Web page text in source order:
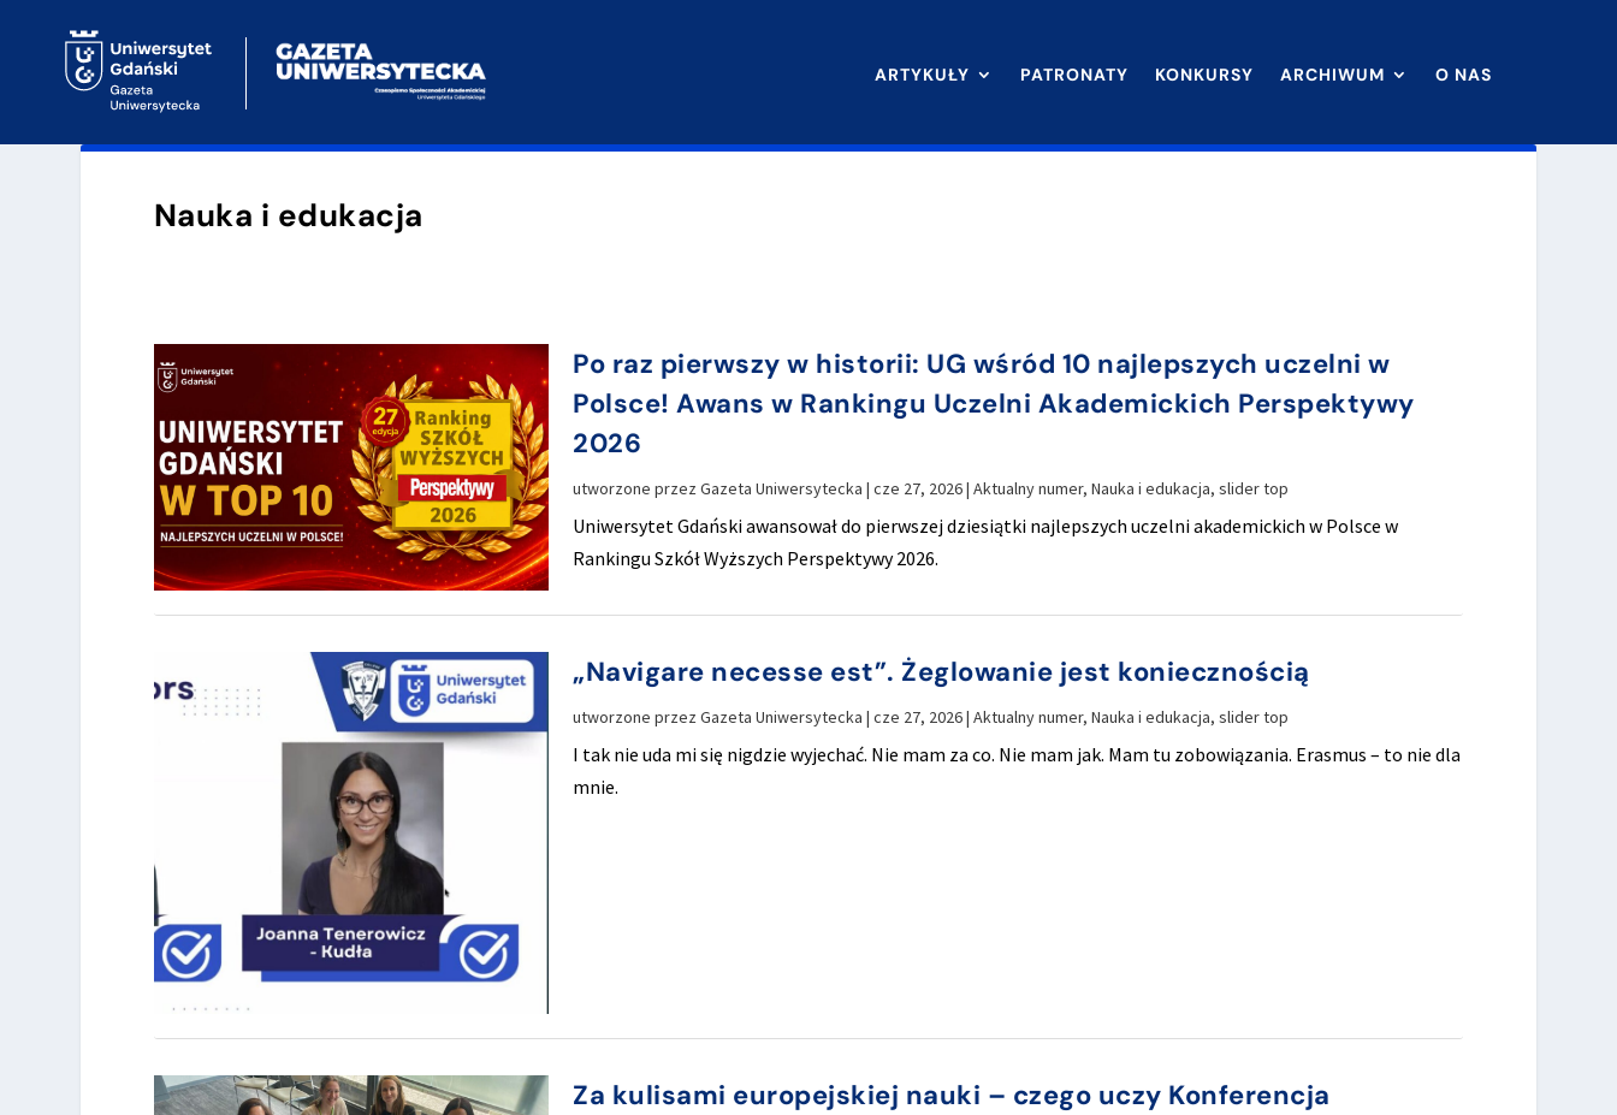
ARTYKUŁY PATRONATY KONKURSY ARCHIWUM O NAS
Nauka i edukacja
Po raz pierwszy w historii: UG wśród 10 najlepszych uczelni w
Polsce! Awans w Rankingu Uczelni Akademickich Perspektywy
2026
utworzone przezGazeta Uniwersytecka |cze 27, 2026|Aktualny numer,Nauka i edukacja,slider top
Uniwersytet Gdański awansował do pierwszej dziesiątki najlepszych uczelni akademickich w Polsce w
Rankingu Szkół Wyższych Perspektywy 2026.
„Navigare necesse est”. Żeglowanie jest koniecznością
utworzone przezGazeta Uniwersytecka |cze 27, 2026|Aktualny numer,Nauka i edukacja,slider top
I tak nie uda mi się nigdzie wyjechać. Nie mam za co. Nie mam jak. Mam tu zobowiązania. Erasmus – to nie dla
mnie.
Za kulisami europejskiej nauki – czego uczy Konferencja